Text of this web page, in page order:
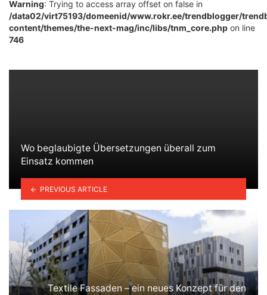
Warning: Trying to access array offset on false in
/data02/virt75193/domeenid/www.rokr.ee/trendblogger/
content/themes/the-next-mag/inc/libs/tnm_core.php on line
746
Wo beglaubigte Übersetzungen überall zum
Einsatz kommen
PREVIOUS ARTICLE
Textile Fassaden – ein neues Konzept für den